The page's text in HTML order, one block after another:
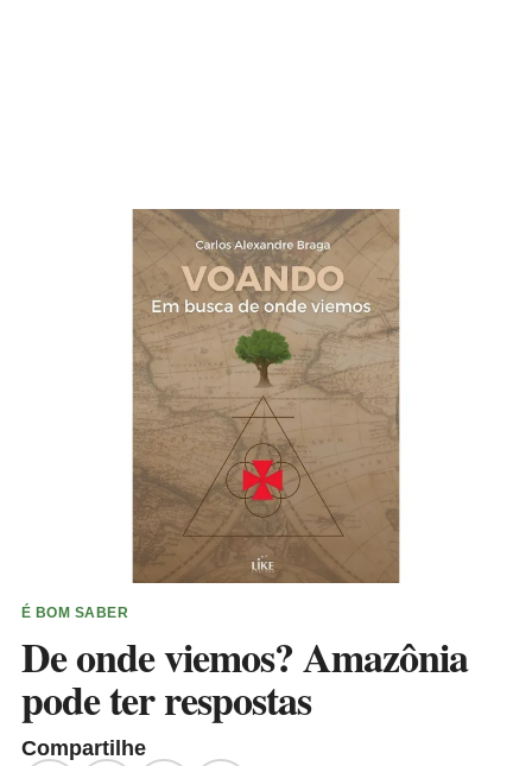
É BOM SABER
De onde viemos? Amazônia
pode ter respostas
Compartilhe